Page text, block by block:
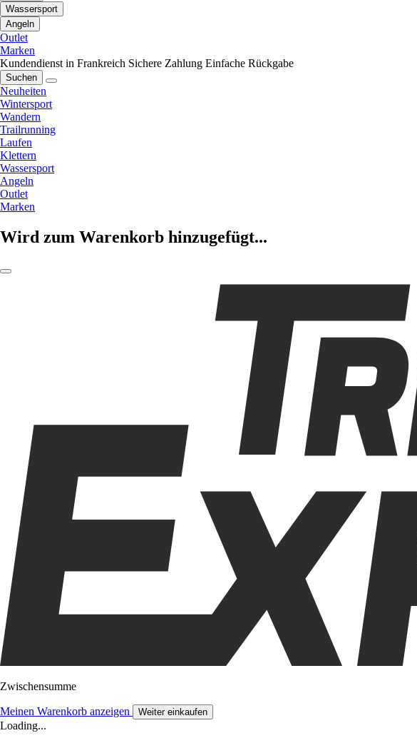
Wassersport
Angeln
Outlet
Marken
Kundendienst in Frankreich Sichere Zahlung Einfache Rückgabe
Suchen
Neuheiten
Wintersport
Wandern
Trailrunning
Laufen
Klettern
Wassersport
Angeln
Outlet
Marken
Wird zum Warenkorb hinzugefügt...
Zwischensumme
Meinen Warenkorb anzeigen Weiter einkaufen
Loading...